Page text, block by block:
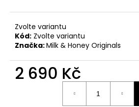
Zvolte variantu
Kód: Zvolte variantu
Značka:Milk & Honey Originals
2 690 Kč
u
č
u
e
m